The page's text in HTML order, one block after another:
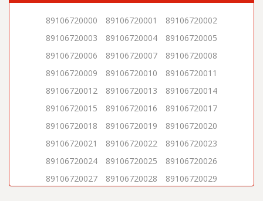
89106720000 89106720001
89106720002
89106720003
89106720004
89106720005
89106720006
89106720007
89106720008
89106720009
89106720010
89106720011
89106720012
89106720013
89106720014
89106720015
89106720016
89106720017
89106720018
89106720019
89106720020
89106720021
89106720022
89106720023
89106720024
89106720025
89106720026
89106720027
89106720028
89106720029